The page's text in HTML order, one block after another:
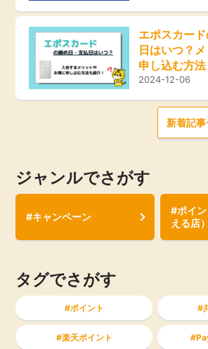
GMOポイ活の使い方
ヘルプセンター
エポスカー
日はいつ？
申し込む方法
2024-12-06
新着記
ジャンルでさがす
#キャンペーン
#ポイ
える店）
タグでさがす
ポイント
楽天ポイント